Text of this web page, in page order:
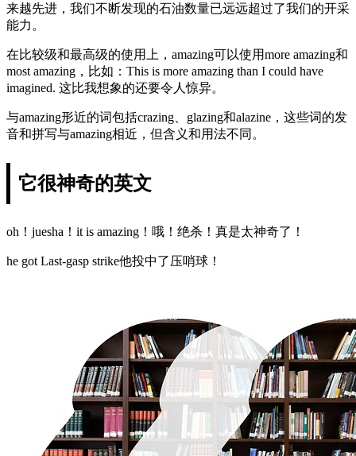
来越先进，我们不断发现的石油数量已远远超过了我们的开采
能力。
在比较级和最高级的使用上，amazing可以使用more amazing和
most amazing，比如：This is more amazing than I could have
imagined. 这比我想象的还要令人惊异。
与amazing形近的词包括crazing、glazing和alazine，这些词的发
音和拼写与amazing相近，但含义和用法不同。
它很神奇的英文
oh！juesha！it is amazing！哦！绝杀！真是太神奇了！
he got Last-gasp strike他投中了压哨球！